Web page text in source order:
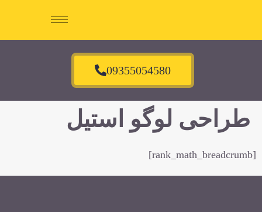
09355054580
طراحی لوگو استیل
[rank_math_breadcrumb]